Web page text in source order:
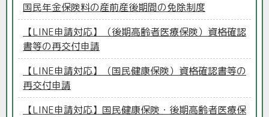
国民年金保険料の産前産後期間の免除制度
【LINE申請対応】（後期高齢者医療保険）資格確認
書等の再交付申請
【LINE申請対応】（国民健康保険）資格確認書等の
再交付申請
【LINE申請対応】国民健康保険・後期高齢者医療保